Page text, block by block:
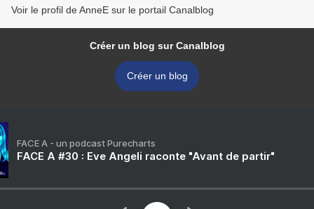
Voir le profil de AnneE sur le portail Canalblog
Créer un blog sur Canalblog
Créer un blog
FACE A - un podcast Purecharts
FACE A #30 : Eve Angeli raconte "Avant de partir"